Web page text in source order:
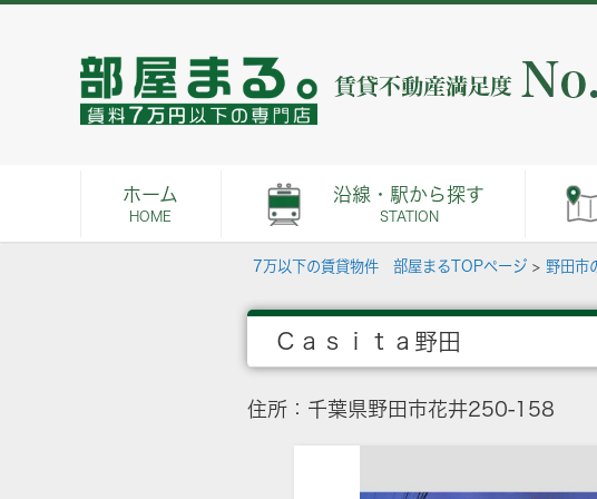
ホーム
HOME
沿線・駅から探す
STATION
7万以下の賃貸物件 部屋まるTOPページ > 野田市
Ｃａｓｉｔａ野田
住所：千葉県野田市花井250-158